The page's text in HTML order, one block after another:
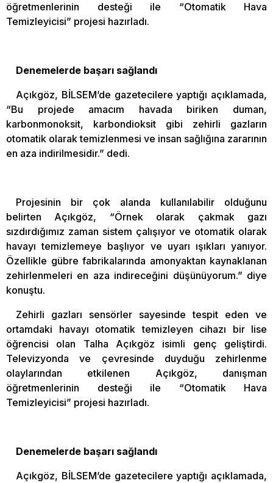
öğretmenlerinin desteği ile “Otomatik Hava
Temizleyicisi” projesi hazırladı.
Denemelerde başarı sağlandı
Açıkgöz, BİLSEM’de gazetecilere yaptığı açıklamada,
“Bu projede amacım havada biriken duman,
karbonmonoksit, karbondioksit gibi zehirli gazların
otomatik olarak temizlenmesi ve insan sağlığına zararının
en aza indirilmesidir.” dedi.
Projesinin bir çok alanda kullanılabilir olduğunu
belirten Açıkgöz, “Örnek olarak çakmak gazı
sızdırdığımız zaman sistem çalışıyor ve otomatik olarak
havayı temizlemeye başlıyor ve uyarı ışıkları yanıyor.
Özellikle gübre fabrikalarında amonyaktan kaynaklanan
zehirlenmeleri en aza indireceğini düşünüyorum.” diye
konuştu.
Zehirli gazları sensörler sayesinde tespit eden ve
ortamdaki havayı otomatik temizleyen cihazı bir lise
öğrencisi olan Talha Açıkgöz isimli genç geliştirdi.
Televizyonda ve çevresinde duyduğu zehirlenme
olaylarından etkilenen Açıkgöz, danışman
öğretmenlerinin desteği ile “Otomatik Hava
Temizleyicisi” projesi hazırladı.
Denemelerde başarı sağlandı
Açıkgöz, BİLSEM’de gazetecilere yaptığı açıklamada,